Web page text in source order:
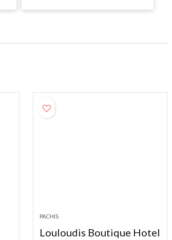
PACHIS
Louloudis Boutique Hotel